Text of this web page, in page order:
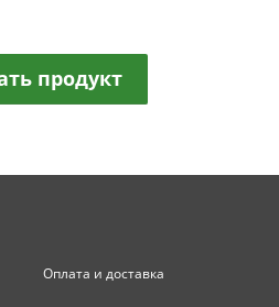
продукт
Оплата и доставка